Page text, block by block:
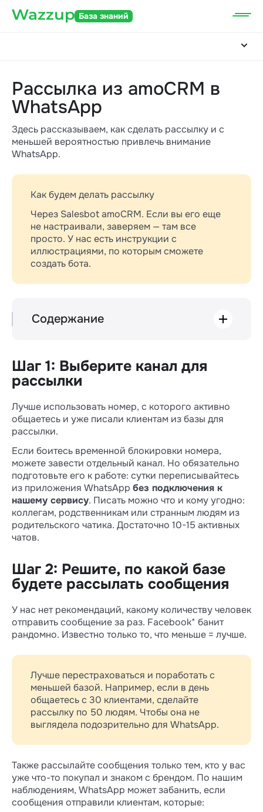
База знаний
Рассылка из amoCRM в
WhatsApp
Здесь рассказываем, как сделать рассылку и с
меньшей вероятностью привлечь внимание
WhatsApp.
Как будем делать рассылку
Через Salesbot amoCRM. Если вы его еще
не настраивали, заверяем — там все
просто. У нас есть инструкции с
иллюстрациями, по которым сможете
создать бота.
Содержание
рассылать сообщения
Шаг 3: Подготовьте предложение,
которое интересно вашей аудитории.
новый этап
Шаг 5: Создайте бота в новом этапе
Шаг 6: Перенесите базу клиентов в этап
Если аккаунт все же заблокировали
Шаг 1: Выберите канал для
рассылки
Лучше использовать номер, с которого активно
общаетесь и уже писали клиентам из базы для
рассылки.
Если боитесь временной блокировки номера,
можете завести отдельный канал. Но обязательно
подготовьте его к работе: сутки переписывайтесь
из приложения WhatsApp без подключения к
нашему сервису. Писать можно что и кому угодно:
коллегам, родственникам или странным людям из
родительского чатика. Достаточно 10-15 активных
чатов.
Шаг 2: Решите, по какой базе
будете рассылать сообщения
У нас нет рекомендаций, какому количеству человек
отправить сообщение за раз. Facebook* банит
рандомно. Известно только то, что меньше = лучше.
Лучше перестраховаться и поработать с
меньшей базой. Например, если в день
общаетесь с 30 клиентами, сделайте
рассылку по 50 людям. Чтобы она не
выглядела подозрительно для WhatsApp.
Также рассылайте сообщения только тем, кто у вас
уже что-то покупал и знаком с брендом. По нашим
наблюдениям, WhatsApp может забанить, если
сообщения отправили клиентам, которые: